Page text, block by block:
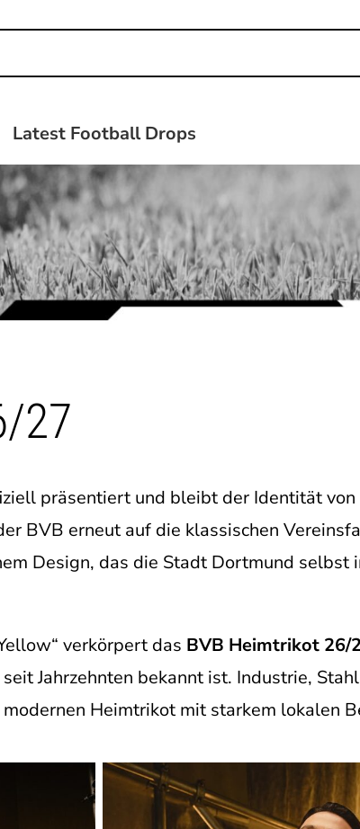
Latest Football Drops
27
präsentiert und bleibt der Identität
BVB erneut auf die klassischen
Design, das die Stadt Dortmund selbst
verkörpert das BVB Heimtrikot 26/
Jahrzehnten bekannt ist. Industrie,
Heimtrikot mit starkem lokalen